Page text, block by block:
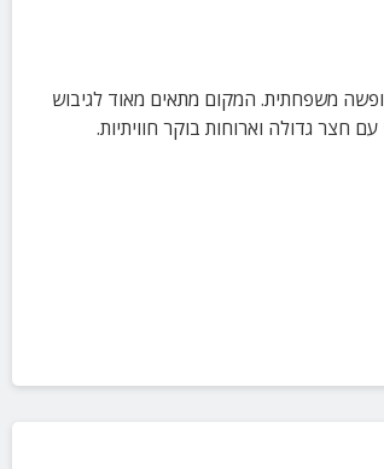
משפחתית. המקום מתאים מאוד לגיבוש
עם חצר גדולה וארוחות בוקר חוויתיות.